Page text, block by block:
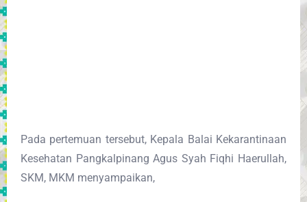
Pada pertemuan tersebut, Kepala Balai Kekarantinaan
Kesehatan Pangkalpinang Agus Syah Fiqhi Haerullah,
SKM, MKM menyampaikan,